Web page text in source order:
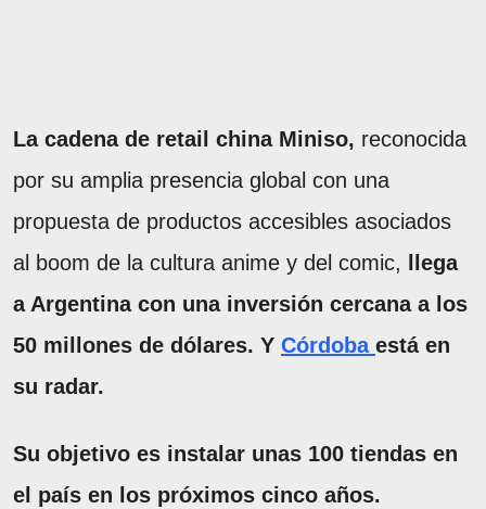
La cadena de retail china Miniso, reconocida
por su amplia presencia global con una
propuesta de productos accesibles asociados
al boom de la cultura anime y del comic,
llega
a Argentina con una inversión cercana a los
50 millones de dólares. Y Córdoba está en
su radar.
Su objetivo es instalar unas 100 tiendas en
el país en los próximos cinco años.